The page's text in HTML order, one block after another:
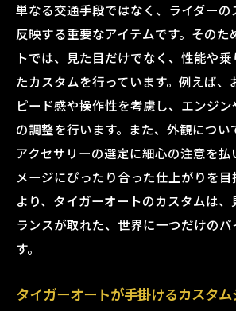
単なる交通手段ではなく、ライダーの
反映する重要なアイテムです。そのた
トでは、見た目だけでなく、性能や
たカスタムを行っています。例えば、
ピード感や操作性を考慮し、エンジ
の調整を行います。また、外観につい
アクセサリーの選定に細心の注意を払
メージにぴったり合った仕上がりを目
より、タイガーオートのカスタムは
ランスが取れた、世界に一つだけの
す。
タイガーオートが手掛けるカスタ